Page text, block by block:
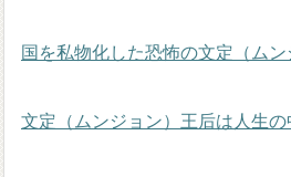
国を私物化した恐怖の文定（ム
文定（ムンジョン）王后は人生